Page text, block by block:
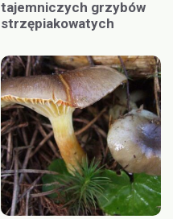
tajemniczych grzybów
strzępiakowatych